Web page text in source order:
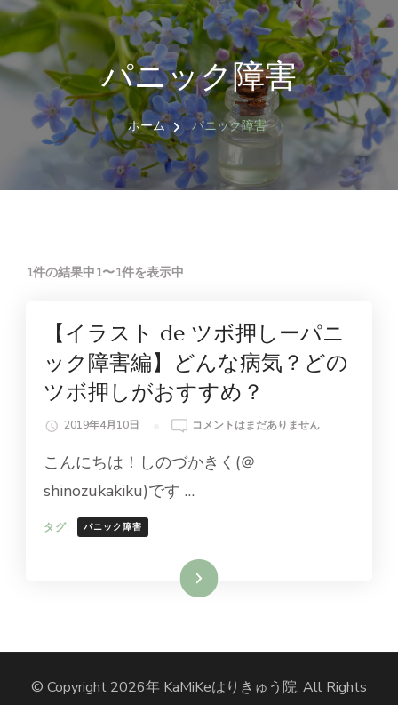
パニック障害
ホーム パニック障害
1件の結果中1〜1件を表示中
未分類
【イラスト de ツボ押しーパニ
ック障害編】どんな病気？どの
ツボ押しがおすすめ？
2019年4月10日
【イ
ス
DE
し
障
コメントはまだありません
こんにちは！しのづかきく(＠
shinozukakiku)です …
タグ: パニック障害
続きを読む
© Copyright 2026年 KaMiKeはりきゅう院. All Rights